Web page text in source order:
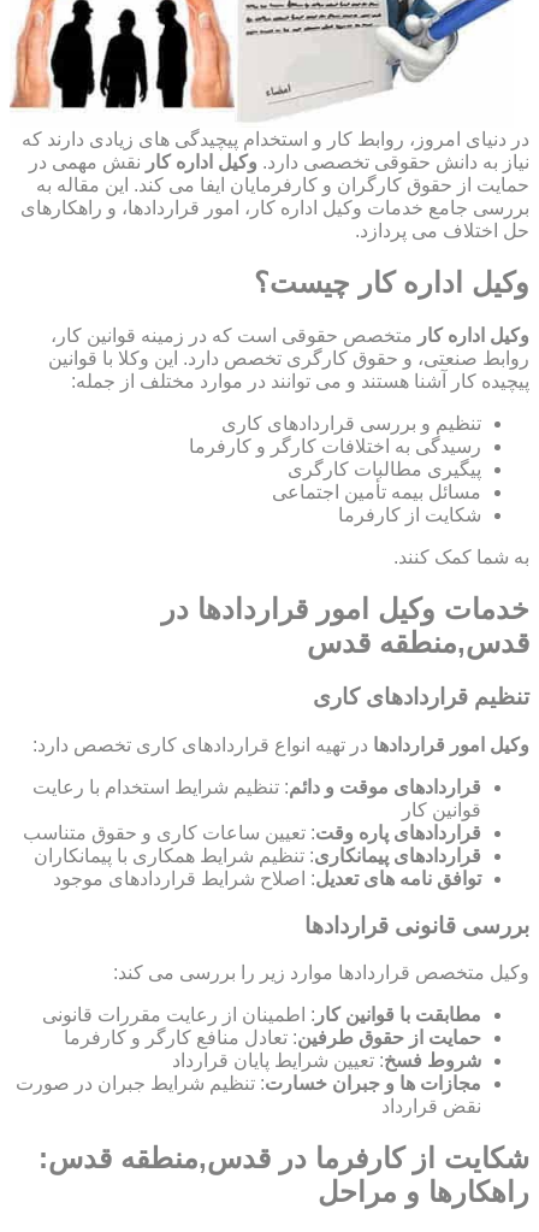
در دنیای امروز، روابط کار و استخدام پیچیدگی های زیادی دارند که
نیاز به دانش حقوقی تخصصی دارد. وکیل اداره کار نقش مهمی در
حمایت از حقوق کارگران و کارفرمایان ایفا می کند. این مقاله به
بررسی جامع خدمات وکیل اداره کار، امور قراردادها، و راهکارهای
حل اختلاف می پردازد.
وکیل اداره کار چیست؟
وکیل اداره کار متخصص حقوقی است که در زمینه قوانین کار،
روابط صنعتی، و حقوق کارگری تخصص دارد. این وکلا با قوانین
پیچیده کار آشنا هستند و می توانند در موارد مختلف از جمله:
تنظیم و بررسی قراردادهای کاری
رسیدگی به اختلافات کارگر و کارفرما
پیگیری مطالبات کارگری
مسائل بیمه تأمین اجتماعی
شکایت از کارفرما
به شما کمک کنند.
خدمات وکیل امور قراردادها در
قدس,منطقه قدس
تنظیم قراردادهای کاری
وکیل امور قراردادها در تهیه انواع قراردادهای کاری تخصص دارد:
قراردادهای موقت و دائم: تنظیم شرایط استخدام با رعایت
قوانین کار
قراردادهای پاره وقت: تعیین ساعات کاری و حقوق متناسب
قراردادهای پیمانکاری: تنظیم شرایط همکاری با پیمانکاران
توافق نامه های تعدیل: اصلاح شرایط قراردادهای موجود
بررسی قانونی قراردادها
وکیل متخصص قراردادها موارد زیر را بررسی می کند:
مطابقت با قوانین کار : اطمینان از رعایت مقررات قانونی
حمایت از حقوق طرفین: تعادل منافع کارگر و کارفرما
شروط فسخ: تعیین شرایط پایان قرارداد
مجازات ها و جبران خسارت: تنظیم شرایط جبران در صورت
نقض قرارداد
شکایت از کارفرما در قدس,منطقه قدس:
راهکارها و مراحل